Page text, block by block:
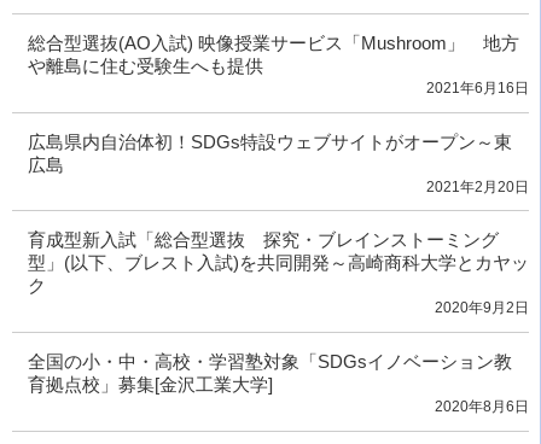
総合型選抜(AO入試) 映像授業サービス「Mushroom」 地方
や離島に住む受験生へも提供
2021年6月16日
広島県内自治体初！SDGs特設ウェブサイトがオープン～東
広島
2021年2月20日
育成型新入試「総合型選抜 探究・ブレインストーミング
型」(以下、ブレスト入試)を共同開発～高崎商科大学とカヤッ
ク
2020年9月2日
全国の小・中・高校・学習塾対象「SDGsイノベーション教
育拠点校」募集[金沢工業大学]
2020年8月6日